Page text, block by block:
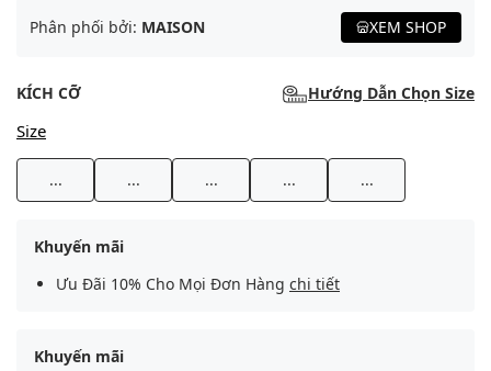
Phân phối bởi: MAISON XEM SHOP
KÍCH CỠ Hướng Dẫn Chọn Size
Size
... ... ... ... ...
Khuyến mãi
Ưu Đãi 10% Cho Mọi Đơn Hàng chi tiết
Khuyến mãi